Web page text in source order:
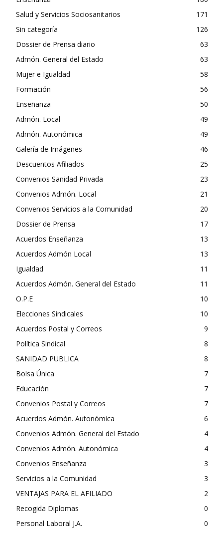
Salud y Servicios Sociosanitarios
171
Sin categoría
126
Dossier de Prensa diario
63
Admón. General del Estado
63
Mujer e Igualdad
58
Formación
56
Enseñanza
50
Admón. Local
49
Admón. Autonómica
49
Galería de Imágenes
46
Descuentos Afiliados
25
Convenios Sanidad Privada
23
Convenios Admón. Local
21
Convenios Servicios a la Comunidad
20
Dossier de Prensa
17
Acuerdos Enseñanza
13
Acuerdos Admón Local
13
Igualdad
11
Acuerdos Admón. General del Estado
11
O.P.E
10
Elecciones Sindicales
10
Acuerdos Postal y Correos
9
Política Sindical
8
SANIDAD PUBLICA
8
Bolsa Única
7
Educación
7
Convenios Postal y Correos
7
Acuerdos Admón. Autonómica
6
Convenios Admón. General del Estado
4
Convenios Admón. Autonómica
4
Convenios Enseñanza
3
Servicios a la Comunidad
3
VENTAJAS PARA EL AFILIADO
2
Recogida Diplomas
0
Personal Laboral J.A.
0